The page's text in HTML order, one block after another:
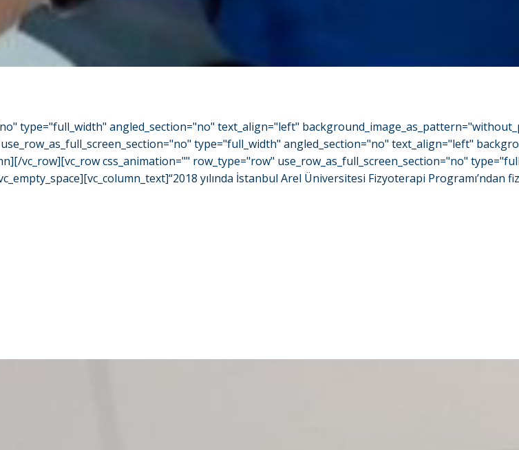
type="full_width" angled_section="no" text_align="left"
type="full_width" angled_section="no" text_align="left"
vc_row][vc_row css_animation="" row_type="row" use_row_as_full_screen_section="no"
yılında İstanbul Arel Üniversitesi Fizyoterapi Programı’ndan